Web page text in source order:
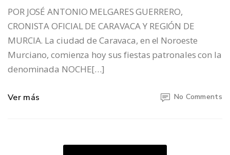
POR JOSÉ ANTONIO MELGARES GUERRERO,
CRONISTA OFICIAL DE CARAVACA Y REGIÓN DE
MURCIA. La ciudad de Caravaca, en el Noroeste
Murciano, comienza hoy sus fiestas patronales con la
denominada NOCHE[…]
Ver más No Comments